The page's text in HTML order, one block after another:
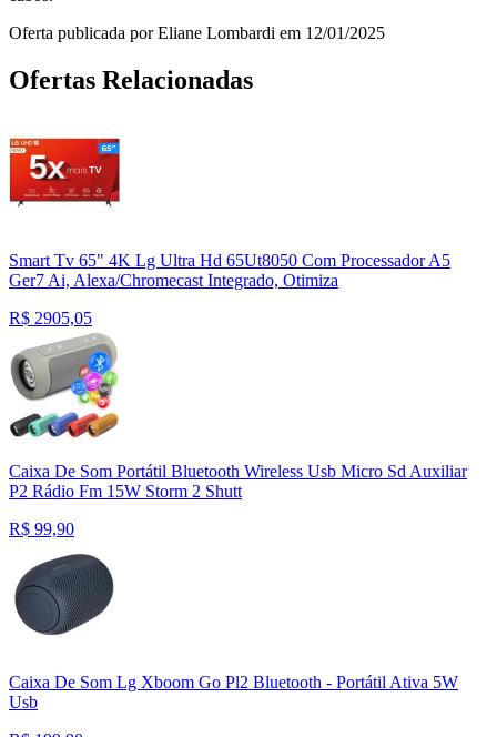
Oferta publicada por Eliane Lombardi em 12/01/2025
Ofertas Relacionadas
Smart Tv 65" 4K Lg Ultra Hd 65Ut8050 Com Processador A5
Ger7 Ai, Alexa/Chromecast Integrado, Otimiza
R$ 2905,05
Caixa De Som Portátil Bluetooth Wireless Usb Micro Sd Auxiliar
P2 Rádio Fm 15W Storm 2 Shutt
R$ 99,90
Caixa De Som Lg Xboom Go Pl2 Bluetooth - Portátil Ativa 5W
Usb